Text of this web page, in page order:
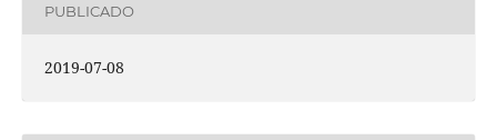
PUBLICADO
2019-07-08